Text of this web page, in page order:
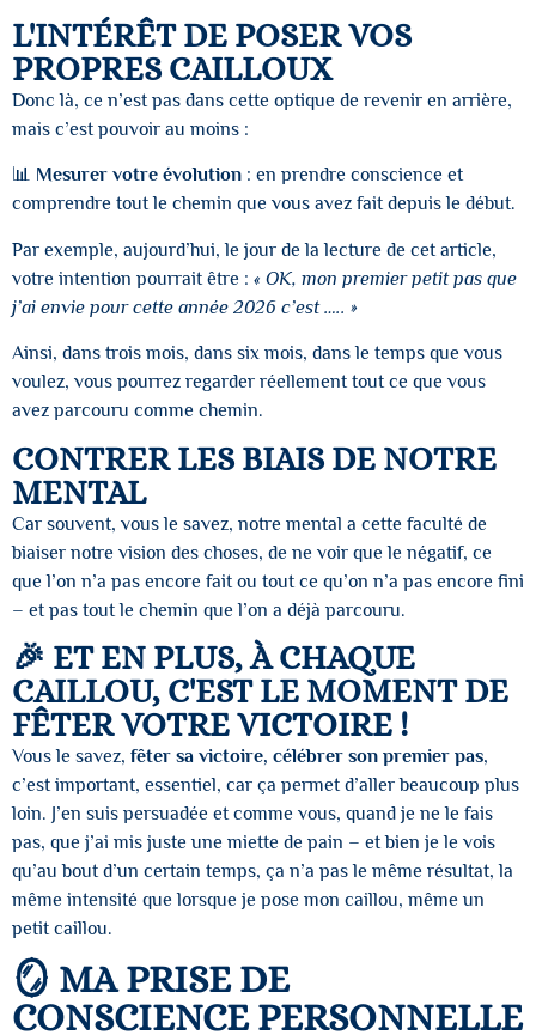
L'INTÉRÊT DE POSER VOS
PROPRES CAILLOUX
Donc là, ce n’est pas dans cette optique de revenir en arrière,
mais c’est pouvoir au moins :
📊 Mesurer votre évolution : en prendre conscience et
comprendre tout le chemin que vous avez fait depuis le début.
Par exemple, aujourd’hui, le jour de la lecture de cet article,
votre intention pourrait être : « OK, mon premier petit pas que
j’ai envie pour cette année 2026 c’est ….. »
Ainsi, dans trois mois, dans six mois, dans le temps que vous
voulez, vous pourrez regarder réellement tout ce que vous
avez parcouru comme chemin.
CONTRER LES BIAIS DE NOTRE
MENTAL
Car souvent, vous le savez, notre mental a cette faculté de
biaiser notre vision des choses, de ne voir que le négatif, ce
que l’on n’a pas encore fait ou tout ce qu’on n’a pas encore fini
– et pas tout le chemin que l’on a déjà parcouru.
🎉 ET EN PLUS, À CHAQUE
CAILLOU, C'EST LE MOMENT DE
FÊTER VOTRE VICTOIRE !
Vous le savez, fêter sa victoire, célébrer son premier pas,
c’est important, essentiel, car ça permet d’aller beaucoup plus
loin. J’en suis persuadée et comme vous, quand je ne le fais
pas, que j’ai mis juste une miette de pain – et bien je le vois
qu’au bout d’un certain temps, ça n’a pas le même résultat, la
même intensité que lorsque je pose mon caillou, même un
petit caillou.
🪞 MA PRISE DE
CONSCIENCE PERSONNELLE